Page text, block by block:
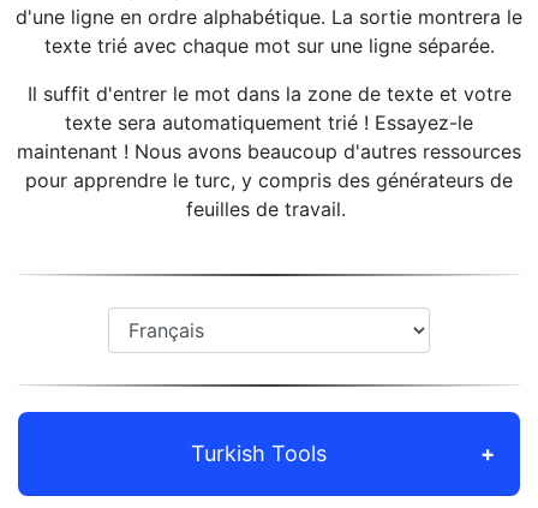
d'une ligne en ordre alphabétique. La sortie montrera le
texte trié avec chaque mot sur une ligne séparée.
Il suffit d'entrer le mot dans la zone de texte et votre
texte sera automatiquement trié ! Essayez-le
maintenant ! Nous avons beaucoup d'autres ressources
pour apprendre le turc, y compris des générateurs de
feuilles de travail.
Turkish Tools